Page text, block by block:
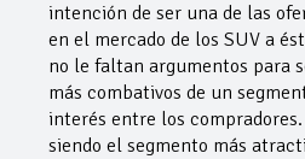
intención de ser una de las
en el mercado de los SUV a
no le faltan argumentos para
más combativos de un
interés entre los
siendo el segmento más